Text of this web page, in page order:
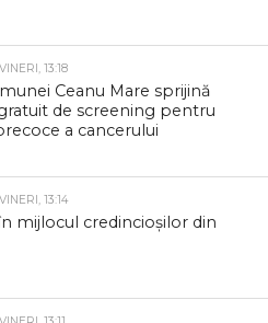
VINERI, 13:18
Ceanu Mare sprijină
de screening pentru
a cancerului
VINERI, 13:14
mijlocul credincioșilor din